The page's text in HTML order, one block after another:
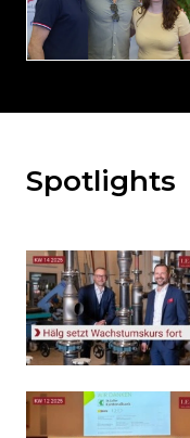
Möchten
den
weiteren
Inhalt
auslassen
und
zum
Seitenende
Spotlights